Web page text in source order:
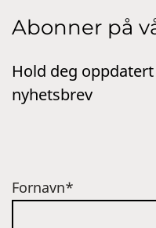
Abonner på
Hold deg
nyhetsbrev
Fornavn*